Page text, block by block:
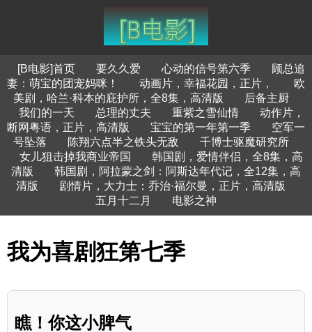
[B电影]首页 要久久爱 心动的信号第六季
顾总追
妻：萌宝的团宠妈咪！
动画片，幸福花园，正片，
欧
美剧，哈兰·科本的庇护所，全8集，高清版
后备主厨
我们的一天
总理的丈夫 重紫之雪仙情
动作片，
断网粤语，正片，高清版
宝宝的第一年第一季
空军一
号坠落
陈翔六点半之铁头无敌
千博士驱魔研究所
女儿狙击掉我商业帝国
韩国剧，爱情伴侣，全8集，高
清版
韩国剧，阿拉蒙之剑：阿斯达年代记，全12集，高
清版
剧情片，大力士：乔治·福尔曼，正片，高清版
五月十二月
电影之神
我为喜剧狂第七季
瞧！你这小脾气